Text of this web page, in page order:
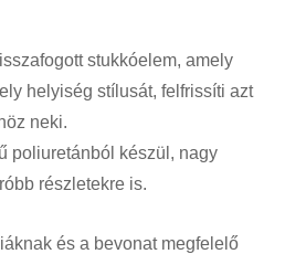
stukkóelem, amely
helyiség stílusát, felfrissíti azt
neki.
poliuretánból készül, nagy
részletekre is.
és a bevonat megfelelő